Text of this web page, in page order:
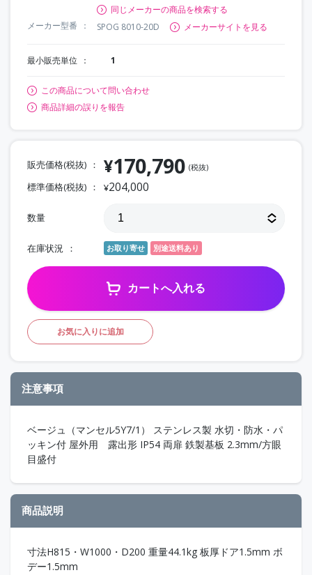
同じメーカーの商品を検索する
メーカー型番
SPOG 8010-20D メーカーサイトを見る
最小販売単位 1
この商品について問い合わせ
商品詳細の誤りを報告
販売価格(税抜) ¥170,790 (税抜)
標準価格(税抜) ¥204,000
数量
在庫状況 お取り寄せ 別途送料あり
カートへ入れる
お気に入りに追加
注意事項
ベージュ（マンセル5Y7/1） ステンレス製 水切・防水・パ
ッキン付 屋外用 露出形 IP54 両扉 鉄製基板 2.3mm/方眼
目盛付
商品説明
寸法H815・W1000・D200 重量44.1kg 板厚ドア1.5mm ボ
デー1.5mm